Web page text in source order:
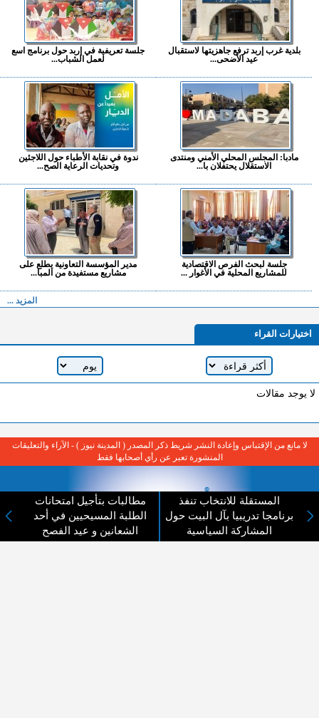
بلدية غرب إربد ترفع جاهزيتها لاستقبال
عيد الأضحى...
جلسة تعريفية في إربد حول برنامج اسع
لعمل الشباب...
مادبا: المجلس المحلي الأمني ومنتدى
الاستقلال يحتفلان با...
ندوة في نقابة الأطباء حول اللاجئين
وتحديات الرعاية الصح...
جلسة لبحث الفرص الاقتصادية
للمشاريع المحلية في الأغوار ...
مدير المؤسسة التعاونية يطلع على
مشاريع مستفيدة من المبا...
المزيد ...
اختيارات القراء
لا يوجد مقالات
المستقلة للانتخاب تنفذ
برنامجا تدريبيا بآل البيت حول
المشاركة السياسية
مطالبات بتأجيل امتحانات
الطلبة المسيحيين في أحد
الشعانين و عيد الفصح
لا مانع من الإقتباس وإعادة النشر شريط ذكر المصدر ( المدينة نيوز ) - الآراء والتعليقات
المنشورة تعبر عن رأي أصحابها فقط